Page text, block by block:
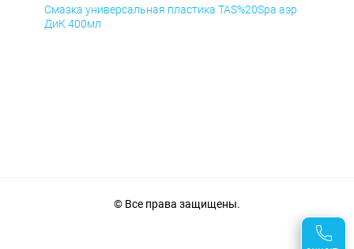
Смазка универсальная пластика TAS%20Spa аэр
ДиК 400мл
© Все права защищены.